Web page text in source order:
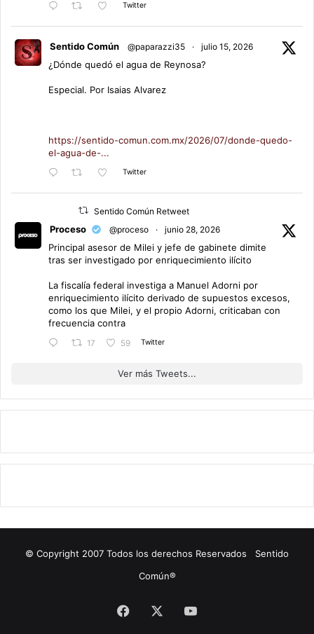
Twitter
Sentido Común @paparazzi35 · julio 15, 2026
¿Dónde quedó el agua de Reynosa?
Especial. Por Isaias Alvarez
https://sentido-comun.com.mx/2026/07/donde-quedo-
el-agua-de-...
Twitter
Sentido Común Retweet
Proceso @proceso · junio 28, 2026
Principal asesor de Milei y jefe de gabinete dimite
tras ser investigado por enriquecimiento ilícito
La fiscalía federal investiga a Manuel Adorni por
enriquecimiento ilícito derivado de supuestos excesos,
como los que Milei, y el propio Adorni, criticaban con
frecuencia contra
17 59 Twitter
Ver más Tweets...
© Copyright 2007 Todos los derechos Reservados Sentido
Común®
Facebook YouTube